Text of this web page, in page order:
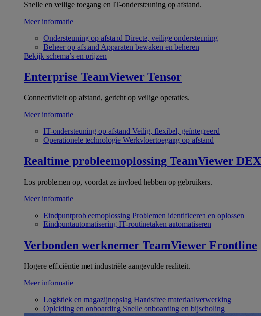
Snelle en veilige toegang en IT-ondersteuning op afstand.
Meer informatie
Ondersteuning op afstand Directe, veilige ondersteuning
Beheer op afstand Apparaten bewaken en beheren
Bekijk schema’s en prijzen
Enterprise TeamViewer Tensor
Connectiviteit op afstand, gericht op veilige operaties.
Meer informatie
IT-ondersteuning op afstand Veilig, flexibel, geïntegreerd
Operationele technologie Werkvloertoegang op afstand
Realtime probleemoplossing TeamViewer DEX
Los problemen op, voordat ze invloed hebben op gebruikers.
Meer informatie
Eindpuntprobleemoplossing Problemen identificeren en oplossen
Eindpuntautomatisering IT-routinetaken automatiseren
Verbonden werknemer TeamViewer Frontline
Hogere efficiëntie met industriële aangevulde realiteit.
Meer informatie
Logistiek en magazijnopslag Handsfree materiaalverwerking
Opleiding en onboarding Snelle onboarding en bijscholing